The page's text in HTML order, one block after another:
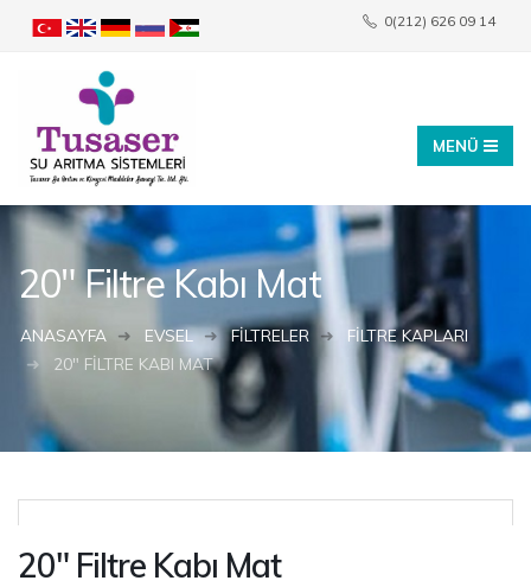
0(212) 626 09 14
20" Filtre Kabı Mat
ANASAYFA EVSEL FILTRELER
FILTRE KAPLARI
20" FILTRE KABI MAT
20" Filtre Kabı Mat